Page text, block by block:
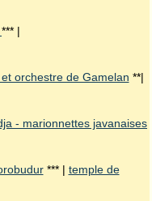
*** |
orchestre de Gamelan **|
- marionnettes javanaises
*** | temple de